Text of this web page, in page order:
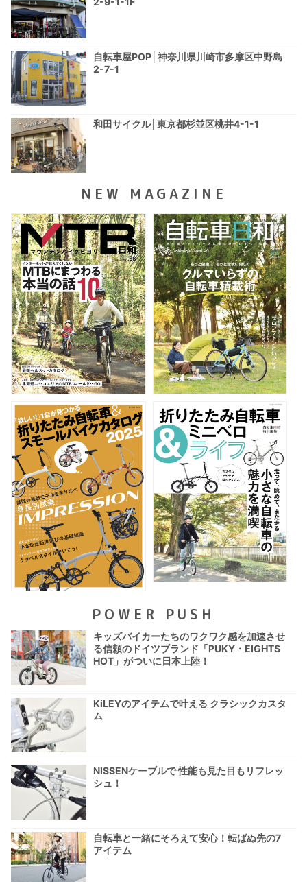
自転車屋POP│神奈川県川崎市多摩区中野島
2-7-1
和田サイクル│東京都杉並区桃井4-1-1
NEW MAGAZINE
POWER PUSH
キッズバイカーたちのワクワク感を加速させ
る信頼のドイツブランド「PUKY・EIGHTS
HOT」がついに日本上陸！
KiLEYのアイテムで叶える クラシックカスタ
ム
NISSENケーブルで 性能も見た目もリフレッ
シュ！
自転車と一緒にそろえて安心！転ばぬ先の7
アイテム